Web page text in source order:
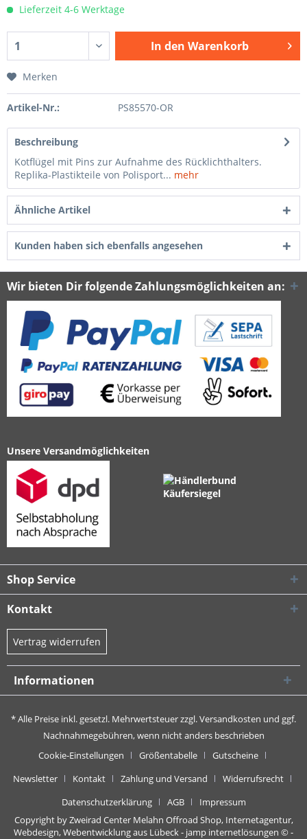
Lieferzeit 4-6 Werktage
In den Warenkorb
Merken
Artikel-Nr.: PS85570-OR
Beschreibung
Kotflügel mit Pins zur Aufnahme des Rücklichthalters.
Replika-Plastikteile von Polisport... mehr
Ähnliche Artikel
Kunden haben sich ebenfalls angesehen
Wir bieten Dir folgende Zahlungsmöglichkeiten an:
Unsere Versandmöglichkeiten
Shop Service
Kontakt
Vertrag widerrufen
Informationen
* Alle Preise inkl. gesetzl. Mehrwertsteuer zzgl.Versandkosten und ggf.
Nachnahmegebühren, wenn nicht anders beschrieben
Cookie-Einstellungen
Größentabelle
Gutscheine
Newsletter
Kontakt Zahlung und Versand
Widerrufsrecht
Datenschutzerklärung
AGB
Impressum
Copyright by Zweirad Center Melahn Offroad Shop, Internetagentur,
Webdesign, Webentwicklung aus Lübeck - jamp internetlösungen © -